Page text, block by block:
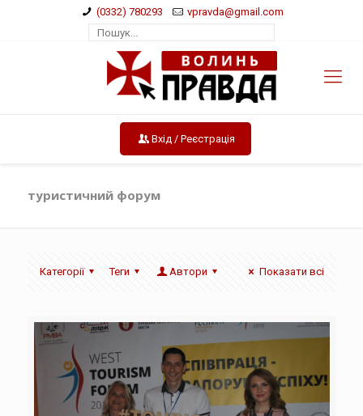
(0332) 780293 vpravda@gmail.com
Вхід / Реєстрація
туристичний форум
Категорії Теги Автори Показати всі